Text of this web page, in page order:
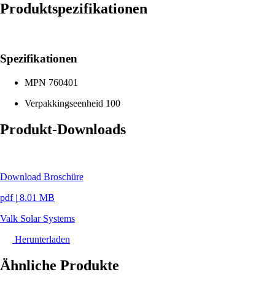
Produktspezifikationen
Spezifikationen
MPN 760401
Verpakkingseenheid 100
Produkt-Downloads
Download Broschüre
pdf | 8.01 MB
Valk Solar Systems
Herunterladen
Ähnliche Produkte